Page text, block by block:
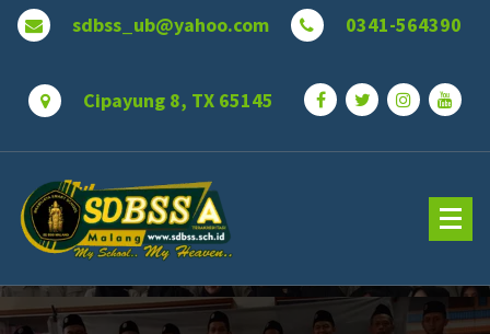
Lewati
sdbss_ub@yahoo.com 0341-564390
Cipayung 8, TX 65145